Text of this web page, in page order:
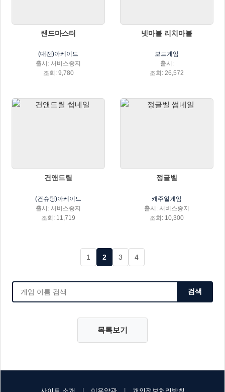
랜드마스터
(대전)아케이드
출시: 서비스중지
조회: 9,780
넷마블 리치마블
보드게임
출시:
조회: 26,572
건앤드릴
(건슈팅)아케이드
출시: 서비스중지
조회: 11,719
정글벨
캐주얼게임
출시: 서비스중지
조회: 10,300
1 2 3 4
검색
목록보기